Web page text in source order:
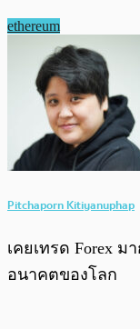
ethereum
Pitchaporn Kitiyanuphap
เคยเทรด Forex
อนาคตของโลก